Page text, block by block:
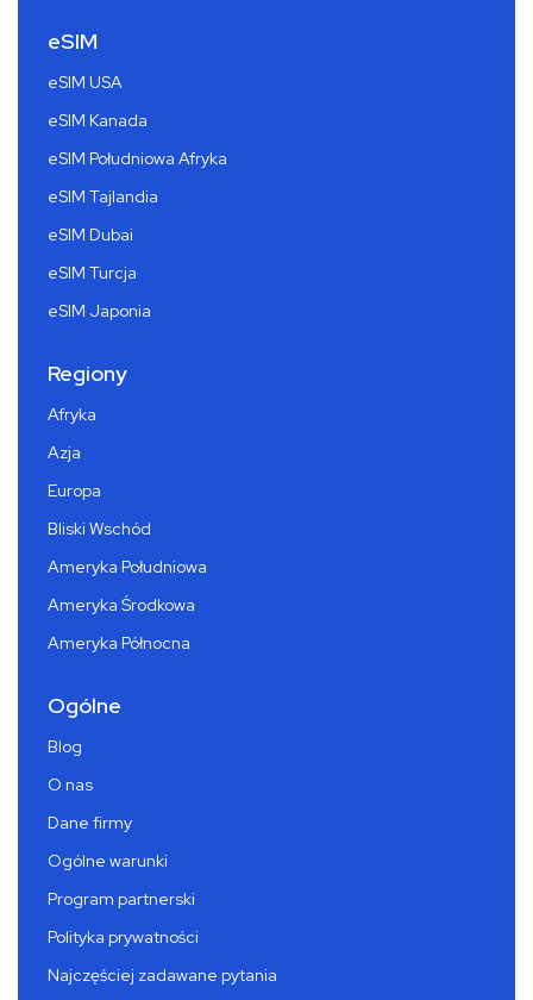
eSIM
eSIM USA
eSIM Kanada
eSIM Południowa Afryka
eSIM Tajlandia
eSIM Dubai
eSIM Turcja
eSIM Japonia
Regiony
Afryka
Azja
Europa
Bliski Wschód
Ameryka Południowa
Ameryka Środkowa
Ameryka Północna
Ogólne
Blog
O nas
Dane firmy
Ogólne warunki
Program partnerski
Polityka prywatności
Najczęściej zadawane pytania